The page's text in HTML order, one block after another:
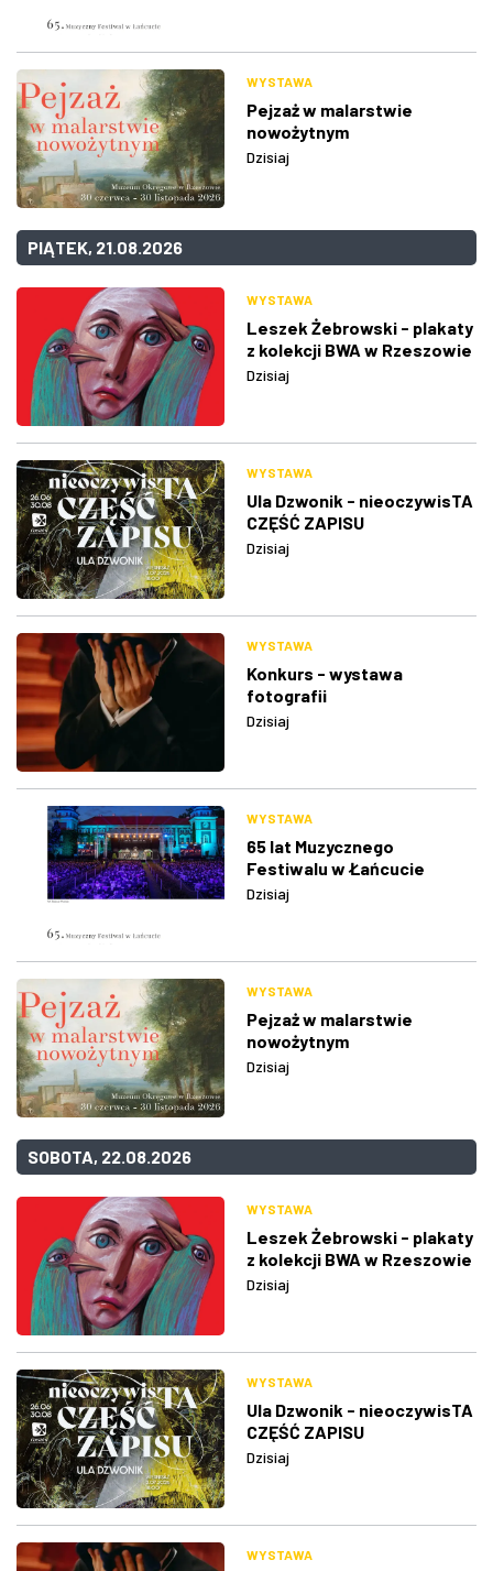
WYSTAWA
Pejzaż w malarstwie
nowożytnym
Dzisiaj
PIĄTEK, 21.08.2026
WYSTAWA
Leszek Żebrowski - plakaty
z kolekcji BWA w Rzeszowie
Dzisiaj
WYSTAWA
Ula Dzwonik - nieoczywisTA
CZĘŚĆ ZAPISU
Dzisiaj
WYSTAWA
Konkurs - wystawa
fotografii
Dzisiaj
WYSTAWA
65 lat Muzycznego
Festiwalu w Łańcucie
Dzisiaj
WYSTAWA
Pejzaż w malarstwie
nowożytnym
Dzisiaj
SOBOTA, 22.08.2026
WYSTAWA
Leszek Żebrowski - plakaty
z kolekcji BWA w Rzeszowie
Dzisiaj
WYSTAWA
Ula Dzwonik - nieoczywisTA
CZĘŚĆ ZAPISU
Dzisiaj
WYSTAWA